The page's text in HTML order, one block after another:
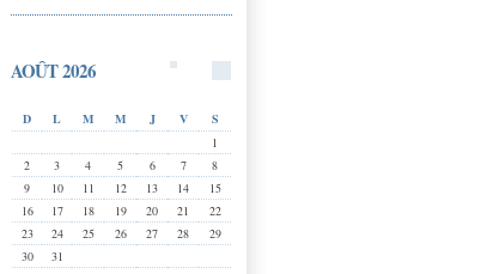
AOÛT 2026
D L M M J V
S
1
2
3 4 5 6 7
8
9
10 11 12 13 14
15
16
17 18 19 20 21
22
23
24 25 26 27 28
29
30
31